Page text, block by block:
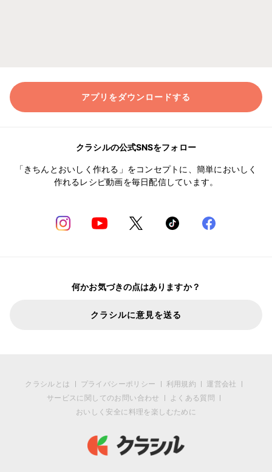
アプリをダウンロードする
クラシルの公式SNSをフォロー
「きちんとおいしく作れる」をコンセプトに、簡単においしく
作れるレシピ動画を毎日配信しています。
何かお気づきの点はありますか？
クラシルに意見を送る
クラシルとは プライバシーポリシー 利用規約
運営会社
サービスに関してのお問い合わせ
よくある質問
おいしく安全に料理を楽しむために